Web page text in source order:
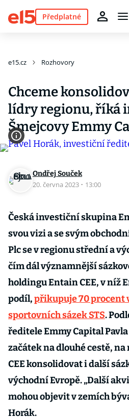
Předplatné
e15.cz Rozhovory
Chceme
lídry regionu, říká
Šmejcovy Emmy
Ondřej Souček
20. června 2023 · 13:00
Česká investiční skupina
svou vizi a se svým
Plc se v regionu střední a
čím dál významnější
holdingu Entain CEE, v níž
podíl,přikupuje 70 procent
sportovních sázek STS.
ředitele Emmy Capital
začátek na dlouhé cestě,
CEE konsolidovat i další
východní Evropě. „Další
mohou objevit v zemích
Horák.